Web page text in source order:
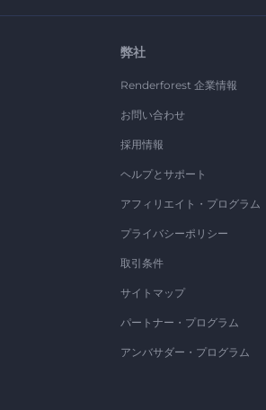
弊社
Renderforest 企業情報
お問い合わせ
採用情報
ヘルプとサポート
アフィリエイト・プログラム
プライバシーポリシー
取引条件
サイトマップ
パートナー・プログラム
アンバサダー・プログラム